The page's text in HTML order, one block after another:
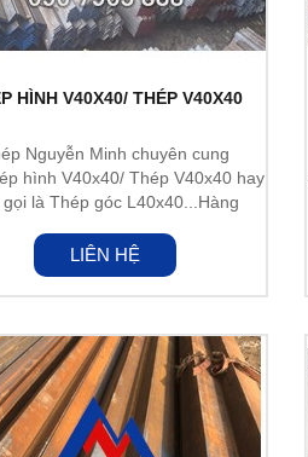
HÌNH V40X40/ THÉP V40X40
Nguyễn Minh chuyên cung
hình V40x40/ Thép V40x40 hay
gọi là Thép góc L40x40...Hàng
LIÊN HỆ